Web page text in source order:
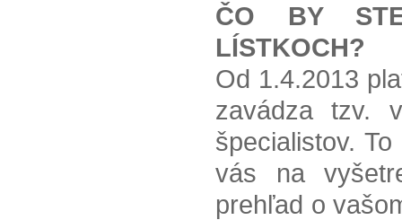
ČO BY
LÍSTKOCH?
Od 1.4.2013
zavádza tzv.
špecialistov.
vás na
prehľad o